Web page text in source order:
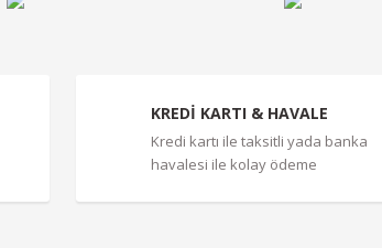
KREDİ KARTI & HAVALE
Kredi kartı ile taksitli yada banka
havalesi ile kolay ödeme